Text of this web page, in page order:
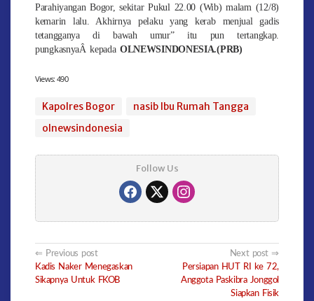
Parahiyangan Bogor, sekitar Pukul 22.00 (Wib) malam (12/8)
kemarin lalu. Akhirnya pelaku yang kerab menjual gadis
tetangganya di bawah umur” itu pun tertangkap.
pungkasnyaÂ kepada OLNEWSINDONESIA.(PRB)
Views: 490
Kapolres Bogor
nasib Ibu Rumah Tangga
olnewsindonesia
Follow Us
Post
navigation
Previous post
Kadis Naker Menegaskan
Sikapnya Untuk FKOB
Next post
Persiapan HUT RI ke 72,
Anggota Paskibra Jonggol
Siapkan Fisik